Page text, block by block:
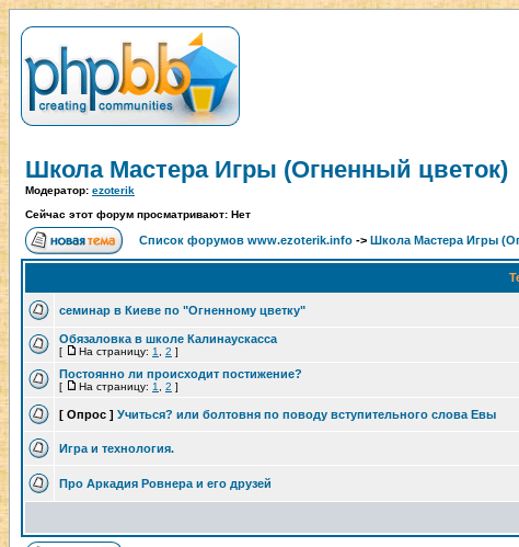
Школа Мастера Игры (Огненный цветок)
Модератор: ezoterik
Сейчас этот форум просматривают: Нет
Список форумов www.ezoterik.info -> Школа Мастера Игры
семинар в Киеве по "Огненному цветку"
Обязаловка в школе Калинаускасса
[ На страницу: 1 2 ]
Постоянно ли происходит постижение?
[ На страницу: 1 2 ]
[ Опрос ] Учиться? или болтовня по поводу вступительного слова Евы
Игра и технология.
Про Аркадия Ровнера и его друзей